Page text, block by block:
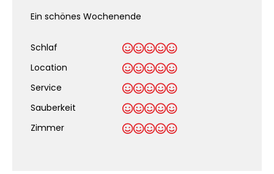
Ein schönes Wochenende
Schlaf
Location
Service
Sauberkeit
Zimmer